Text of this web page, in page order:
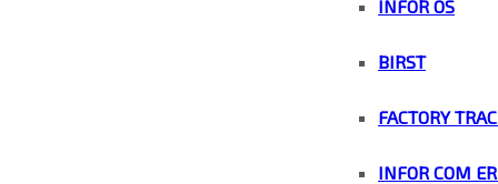
INFOR OS
BIRST
FACTORY
INFOR COM